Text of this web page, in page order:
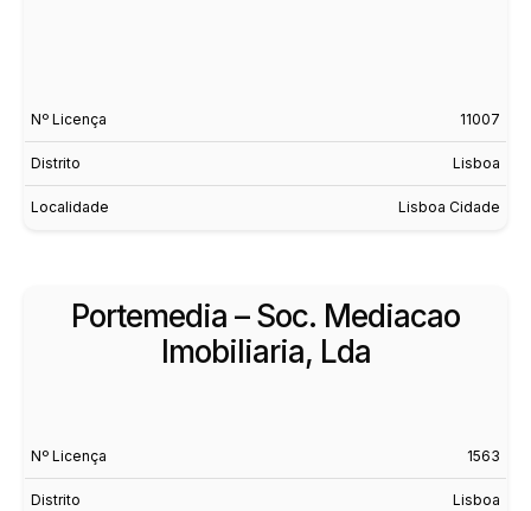
Nº Licença 11007
Distrito Lisboa
Localidade Lisboa Cidade
Portemedia – Soc. Mediacao
Imobiliaria, Lda
Nº Licença 1563
Distrito Lisboa